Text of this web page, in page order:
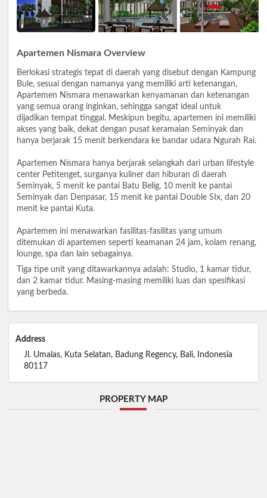
Apartemen Nismara Overview
Berlokasi strategis tepat di daerah yang disebut dengan Kampung
Bule, sesuai dengan namanya yang memiliki arti ketenangan,
Apartemen Nismara menawarkan kenyamanan dan ketenangan
yang semua orang inginkan, sehingga sangat ideal untuk
dijadikan tempat tinggal. Meskipun begitu, apartemen ini memiliki
akses yang baik, dekat dengan pusat keramaian Seminyak dan
hanya berjarak 15 menit berkendara ke bandar udara Ngurah Rai.
Apartemen Nismara hanya berjarak selangkah dari urban lifestyle
center Petitenget, surganya kuliner dan hiburan di daerah
Seminyak, 5 menit ke pantai Batu Belig, 10 menit ke pantai
Seminyak dan Denpasar, 15 menit ke pantai Double SIx, dan 20
menit ke pantai Kuta.
Apartemen ini menawarkan fasilitas-fasilitas yang umum
ditemukan di apartemen seperti keamanan 24 jam, kolam renang,
lounge, spa dan lain sebagainya.
Tiga tipe unit yang ditawarkannya adalah: Studio, 1 kamar tidur,
dan 2 kamar tidur. Masing-masing memiliki luas dan spesifikasi
yang berbeda.
Address
Jl. Umalas, Kuta Selatan, Badung Regency, Bali, Indonesia
80117
PROPERTY MAP